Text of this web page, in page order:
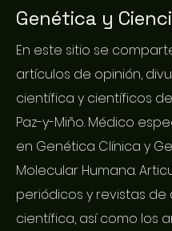
Genética y
En este sitio se
artículos de opinión,
científica y científicos
Paz-y-Miño. Médico
en Genética Clínica y
Molecular Humana.
periódicos y revistas de
científica, así como los